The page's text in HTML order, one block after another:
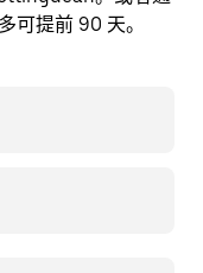
可提前 90 天。